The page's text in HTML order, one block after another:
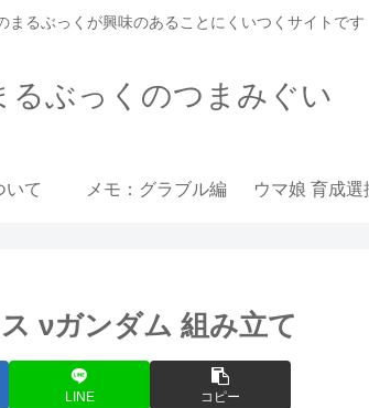
まるぶっくが興味のあることにくいつくサイトです
るぶっくのつまみぐい
いて メモ：グラブル編
νガンダム 組み立て
LINE コピー